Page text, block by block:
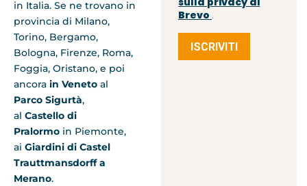
in Italia. Se ne trovano in
provincia di Milano,
Torino, Bergamo,
Bologna, Firenze, Roma,
Foggia, Oristano, e poi
ancora in Veneto al
Parco Sigurtà,
al Castello di
Pralormo in Piemonte,
ai Giardini di Castel
Trauttmansdorff a
Merano.
Brevo .
ISCRIVITI